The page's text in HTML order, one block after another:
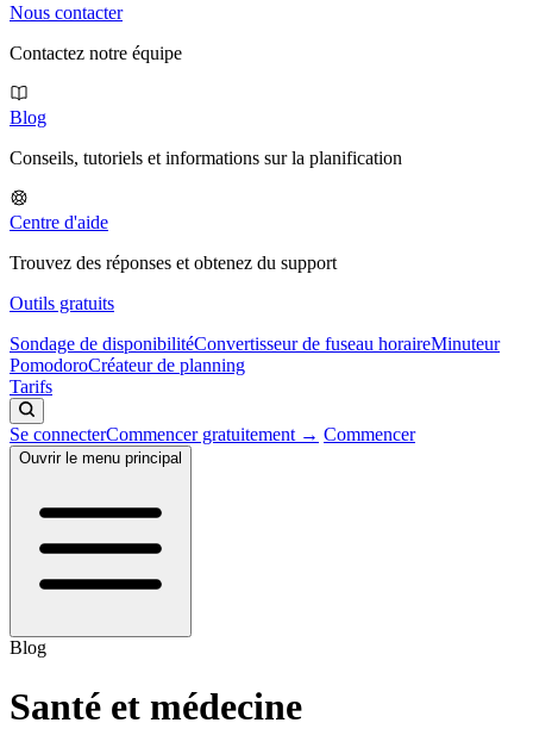
Nous contacter
Contactez notre équipe
Blog
Conseils, tutoriels et informations sur la planification
Centre d'aide
Trouvez des réponses et obtenez du support
Outils gratuits
Sondage de disponibilitéConvertisseur de fuseau horaireMinuteur
PomodoroCréateur de planning
Tarifs
Se connecterCommencer gratuitement → Commencer
Ouvrir le menu principal
Blog
Santé et médecine